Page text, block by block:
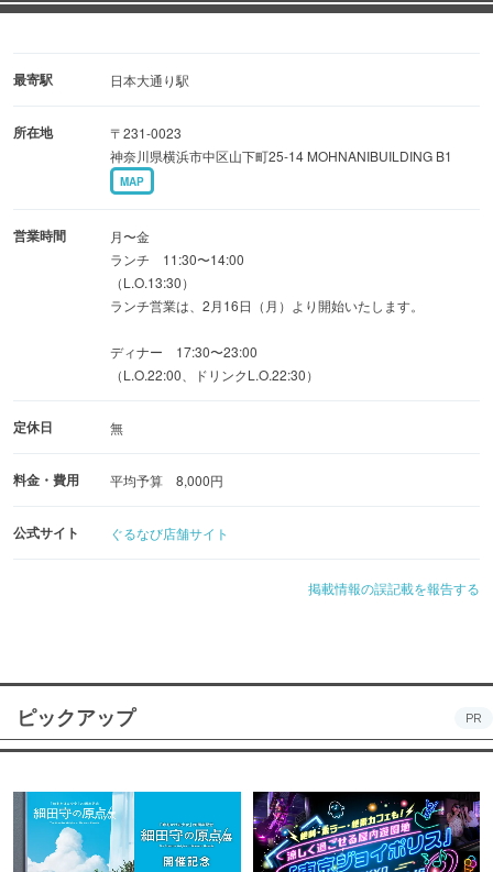
人数やシーンに合わせて選べるコースを豊富にご用意。
いにもおすすめ。
さい。
【和モダンの落ち着いた空間】
木目の温もりと柔らかな灯りに包まれた店内で、心地よい
時間をお過ごしいただけます。
プライベート感のある個室は、接待などにも最適。
貸切にも対応しており、大人数の集まりでも安心です。
最寄駅 日本大通り駅
所在地
〒231-0023
神奈川県横浜市中区山下町25-14 MOHNANIBUILDING B1
MAP
営業時間
月〜金
ランチ 11:30〜14:00
（L.O.13:30）
ランチ営業は、2月16日（月）より開始いたします。
ディナー 17:30〜23:00
（L.O.22:00、ドリンクL.O.22:30）
定休日 無
料金・費用 平均予算 8,000円
公式サイト ぐるなび店舗サイト
掲載情報の誤記載を報告する
ピックアップ PR